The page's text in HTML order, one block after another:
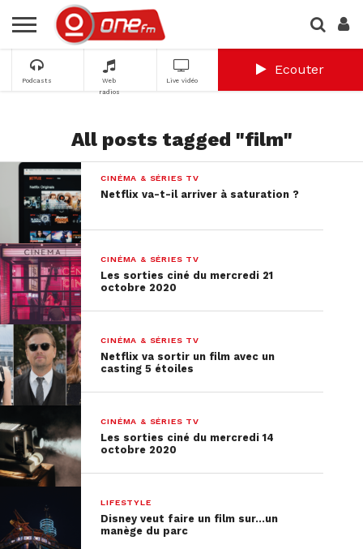
Podcasts
Web
radios
Live vidéo
Ecouter
All posts tagged "film"
CINÉMA & SÉRIES TV
Netflix va-t-il arriver à saturation ?
CINÉMA & SÉRIES TV
Les sorties ciné du mercredi 21
octobre 2020
CINÉMA & SÉRIES TV
Netflix va sortir un film avec un
casting 5 étoiles
CINÉMA & SÉRIES TV
Les sorties ciné du mercredi 14
octobre 2020
LIFESTYLE
Disney veut faire un film sur…un
manège du parc